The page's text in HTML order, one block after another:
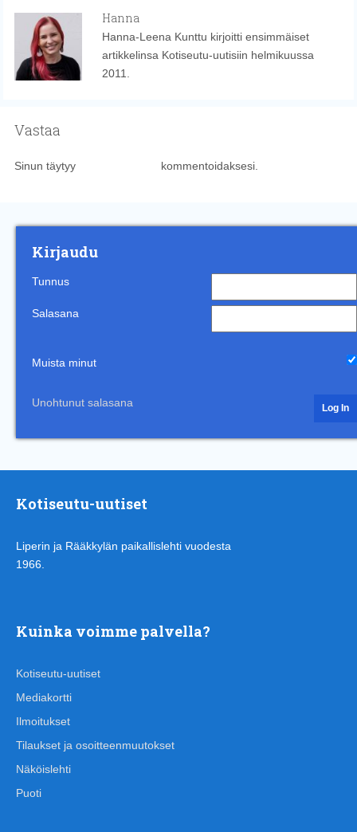
Hanna
Hanna-Leena Kunttu kirjoitti ensimmäiset
artikkelinsa Kotiseutu-uutisiin helmikuussa
2011.
Vastaa
Sinun täytyy kommentoidaksesi.
Kirjaudu
Tunnus
Salasana
Muista minut
Unohtunut salasana
Kotiseutu-uutiset
Liperin ja Rääkkylän paikallislehti vuodesta
1966.
Kuinka voimme palvella?
Kotiseutu-uutiset
Mediakortti
Ilmoitukset
Tilaukset ja osoitteenmuutokset
Näköislehti
Puoti